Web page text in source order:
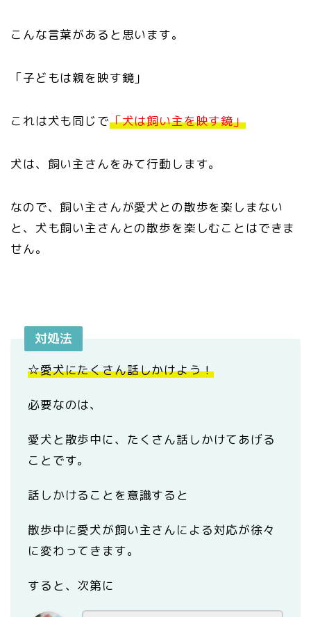
こんな言葉があると思います。
「子どもは親を映す鏡」
これは犬も同じで「犬は飼い主を映す鏡」
犬は、飼い主さんをみて行動します。
なので、飼い主さんが愛犬との散歩を楽しまない
と、犬も飼い主さんとの散歩を楽しむことはできま
せん。
対処法
☆愛犬にたくさん話しかけよう！
必要なのは、
愛犬と散歩中に、たくさん話しかけてあげる
ことです。
話しかけることを意識すると
散歩中に愛犬が飼い主さんによる対応が徐々
に変わってきます。
すると、次第に